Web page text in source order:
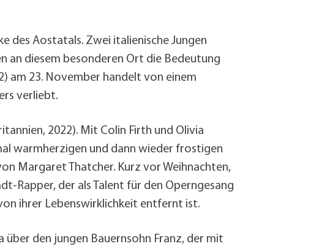
des Aostatals. Zwei italienische Jungen
an diesem besonderen Ort die Bedeutung
am 23. November handelt von einem
verliebt.
2022). Mit Colin Firth und Olivia
warmherzigen und dann wieder frostigen
Margaret Thatcher. Kurz vor Weihnachten,
Rapper, der als Talent für den Operngesang
ihrer Lebenswirklichkeit entfernt ist.
über den jungen Bauernsohn Franz, der mit